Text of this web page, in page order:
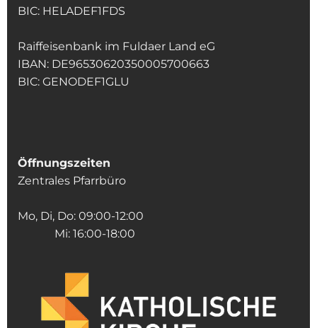
BIC: HELADEF1FDS
Raiffeisenbank im Fuldaer Land eG
IBAN: DE96530620350005700663
BIC: GENODEF1GLU
Öffnungszeiten
Zentrales Pfarrbüro
Mo, Di, Do: 09:00-12:00
Mi: 16:00-18:00